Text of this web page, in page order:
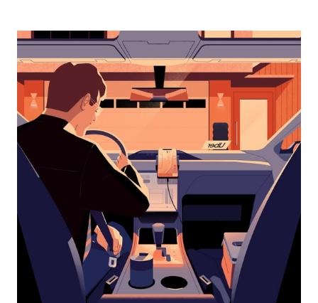
interact
the
calendar
and
select
a
date.
Press
the
escape
button
the
calendar.